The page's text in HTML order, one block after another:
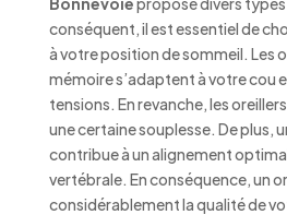
conséquent, il est essentiel de
à votre position de sommeil. Les
mémoire s’adaptent à votre cou
tensions. En revanche, les
une certaine souplesse. De plus,
contribue à un alignement
vertébrale. En conséquence, un
considérablement la qualité de